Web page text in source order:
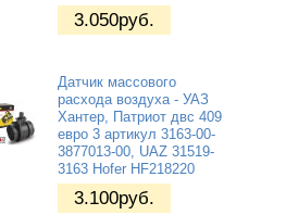
3.050руб.
Датчик массового
расхода воздуха - УАЗ
Хантер, Патриот двс 409
евро 3 артикул 3163-00-
3877013-00, UAZ 31519-
3163 Hofer HF218220
3.100руб.